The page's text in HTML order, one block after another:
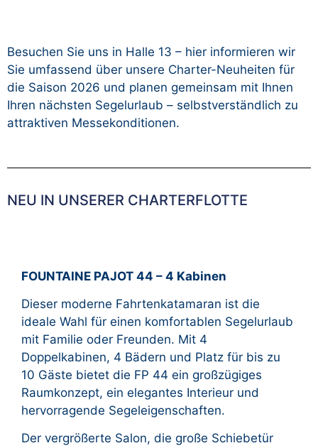
Besuchen Sie uns in Halle 13 – hier informieren wir
Sie umfassend über unsere Charter-Neuheiten für
die Saison 2026 und planen gemeinsam mit Ihnen
Ihren nächsten Segelurlaub – selbstverständlich zu
attraktiven Messekonditionen.
NEU IN UNSERER CHARTERFLOTTE
FOUNTAINE PAJOT 44 – 4 Kabinen
Dieser moderne Fahrtenkatamaran ist die
ideale Wahl für einen komfortablen Segelurlaub
mit Familie oder Freunden. Mit 4
Doppelkabinen, 4 Bädern und Platz für bis zu
10 Gäste bietet die FP 44 ein großzügiges
Raumkonzept, ein elegantes Interieur und
hervorragende Segeleigenschaften.
Der vergrößerte Salon, die große Schiebetür